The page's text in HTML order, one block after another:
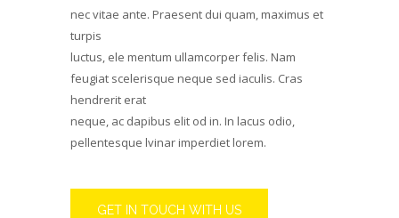
nec vitae ante. Praesent dui quam, maximus et
turpis
luctus, ele mentum ullamcorper felis. Nam
feugiat scelerisque neque sed iaculis. Cras
hendrerit erat
neque, ac dapibus elit od in. In lacus odio,
pellentesque lvinar imperdiet lorem.
GET IN TOUCH WITH US